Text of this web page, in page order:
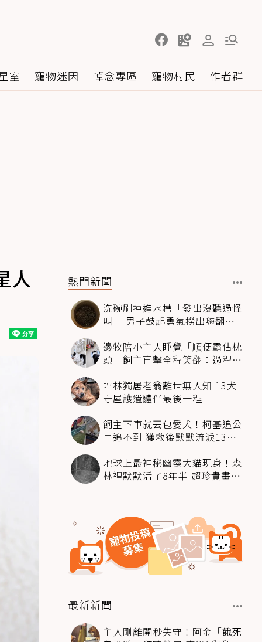
室 寵物迷因 悼念專區 寵物村民 作者群
人
熱門新聞
洗碗刷掉進水槽「發出沒聽過怪
叫」 男子鼓起勇氣撈出嗨翻：
邊牧陪小主人睡覺「順便霸佔枕
頭」飼主直擊全程笑翻：過程絲
坪林獨居老翁離世無人知 13犬
守屋護遺體伴最後一程
飼主下車就丟包愛犬！柯基追公
車追不到 獲救後默默流淚13萬
地球上最神秘幽靈大貓現身！森
林裡默默活了8年半 超珍貴畫面
最新新聞
主人剛離開秒失守！阿金「餓死